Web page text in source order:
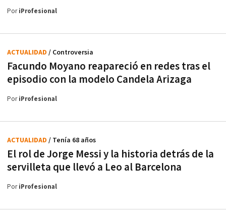
PoriProfesional
Facundo Moyano reapareció en redes tras el
episodio con la modelo Candela Arizaga
ACTUALIDAD / Controversia
PoriProfesional
El rol de Jorge Messi y la historia detrás de la
servilleta que llevó a Leo al Barcelona
ACTUALIDAD / Tenía 68 años
PoriProfesional